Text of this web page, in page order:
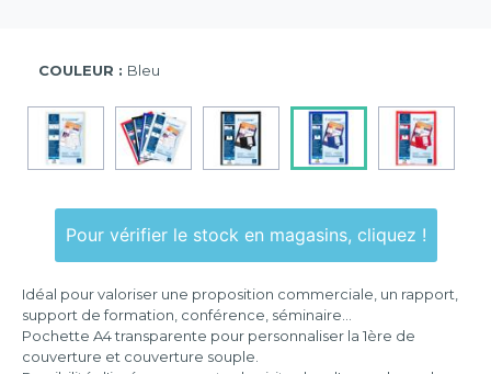
COULEUR : Bleu
Pour vérifier le stock en magasins, cliquez !
Idéal pour valoriser une proposition commerciale, un rapport,
support de formation, conférence, séminaire...
Pochette A4 transparente pour personnaliser la 1ère de
couverture et couverture souple.